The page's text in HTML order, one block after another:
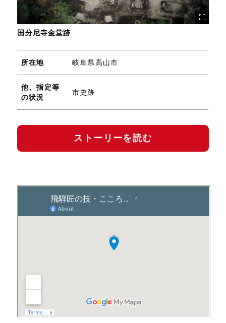
国分尼寺金堂跡
所在地 岐阜県高山市
他、指定等
の状況
市史跡
ストーリーを読む